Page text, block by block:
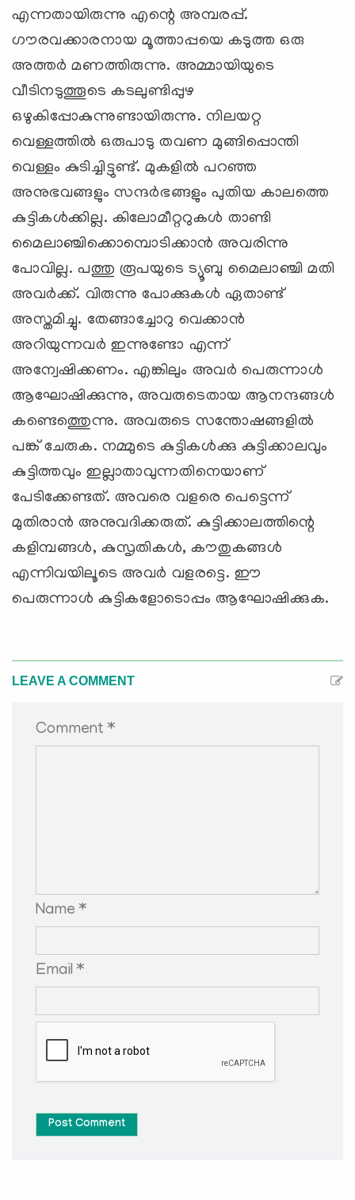
എന്നതായിരുന്നു എന്റെ അമ്പരപ്പ്.
ഗൗരവക്കാരനായ മൂത്താപ്പയെ കടുത്ത ഒരു
അത്തര്‍ മണത്തിരുന്നു. അമ്മായിയുടെ
വീടിനടുത്തൂടെ കടലുണ്ടിപ്പുഴ
ഒഴുകിപ്പോകുന്നുണ്ടായിരുന്നു. നിലയറ്റ
വെള്ളത്തില്‍ ഒരുപാടു തവണ മുങ്ങിപ്പൊന്തി
വെള്ളം കുടിച്ചിട്ടുണ്ട്. മുകളില്‍ പറഞ്ഞ
അനുഭവങ്ങളും സന്ദര്‍ഭങ്ങളും പുതിയ കാലത്തെ
കുട്ടികള്‍ക്കില്ല. കിലോമീറ്ററുകള്‍ താണ്ടി
മൈലാഞ്ചിക്കൊമ്പൊടിക്കാന്‍ അവരിന്നു
പോവില്ല. പത്തു രൂപയുടെ ട്യൂബു മൈലാഞ്ചി മതി
അവര്‍ക്ക്. വിരുന്നു പോക്കുകള്‍ ഏതാണ്ട്
അസ്തമിച്ചു. തേങ്ങാച്ചോറു വെക്കാന്‍
അറിയുന്നവര്‍ ഇന്നുണ്ടോ എന്ന്
അന്വേഷിക്കണം. എങ്കിലും അവര്‍ പെരുന്നാള്‍
ആഘോഷിക്കുന്നു, അവരുടെതായ ആനന്ദങ്ങള്‍
കണ്ടെത്തെുന്നു. അവരുടെ സന്തോഷങ്ങളില്‍
പങ്ക് ചേരുക. നമ്മുടെ കുട്ടികള്‍ക്കു കുട്ടിക്കാലവും
കുട്ടിത്തവും ഇല്ലാതാവുന്നതിനെയാണ്
പേടിക്കേണ്ടത്. അവരെ വളരെ പെട്ടെന്ന്
മുതിരാന്‍ അനുവദിക്കരുത്. കുട്ടിക്കാലത്തിന്റെ
കളിമ്പങ്ങള്‍, കുസൃതികള്‍, കൗതുകങ്ങള്‍
എന്നിവയിലൂടെ അവര്‍ വളരട്ടെ. ഈ
പെരുന്നാള്‍ കുട്ടികളോടൊപ്പം ആഘോഷിക്കുക.
LEAVE A COMMENT
Comment *
Name *
Email *
Post Comment